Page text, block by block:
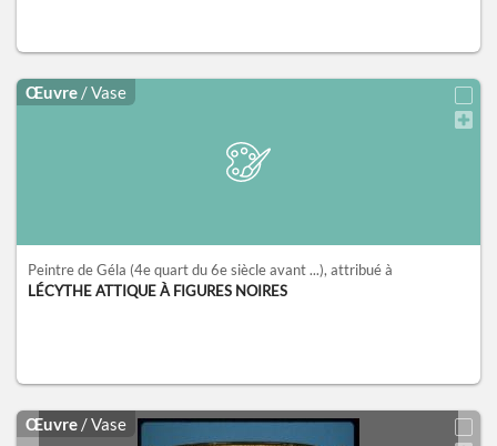
Œuvre / Vase
Peintre de Géla (4e quart du 6e siècle avant ...), attribué à
LÉCYTHE ATTIQUE À FIGURES NOIRES
Œuvre / Vase